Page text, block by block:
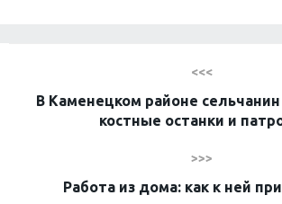
<<<
В Каменецком районе
костные останки и
>>>
Работа из дома: как к ней